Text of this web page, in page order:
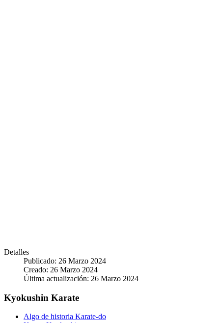
Detalles
Publicado: 26 Marzo 2024
Creado: 26 Marzo 2024
Última actualización: 26 Marzo 2024
Kyokushin Karate
Algo de historia Karate-do